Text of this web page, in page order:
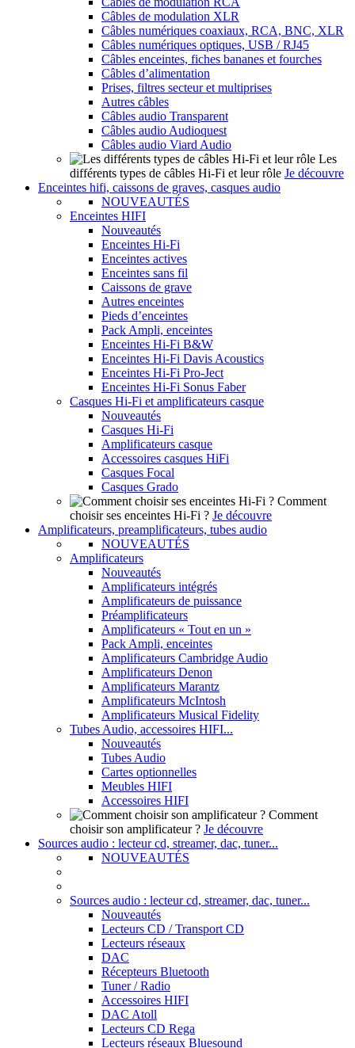
Câbles de modulation XLR
Câbles numériques coaxiaux, RCA, BNC, XLR
Câbles numériques optiques, USB / RJ45
Câbles enceintes, fiches bananes et fourches
Câbles d’alimentation
Prises, filtres secteur et multiprises
Autres câbles
Câbles audio Transparent
Câbles audio Audioquest
Câbles audio Viard Audio
Les
différents types de câbles Hi-Fi et leur rôle Je découvre
Enceintes hifi, caissons de graves, casques audio
NOUVEAUTÉS
Enceintes HIFI
Nouveautés
Enceintes Hi-Fi
Enceintes actives
Enceintes sans fil
Caissons de grave
Autres enceintes
Pieds d’enceintes
Pack Ampli, enceintes
Enceintes Hi-Fi B&W
Enceintes Hi-Fi Davis Acoustics
Enceintes Hi-Fi Pro-Ject
Enceintes Hi-Fi Sonus Faber
Casques Hi-Fi et amplificateurs casque
Nouveautés
Casques Hi-Fi
Amplificateurs casque
Accessoires casques HiFi
Casques Focal
Casques Grado
Comment
choisir ses enceintes Hi-Fi ? Je découvre
Amplificateurs, preamplificateurs, tubes audio
NOUVEAUTÉS
Amplificateurs
Nouveautés
Amplificateurs intégrés
Amplificateurs de puissance
Préamplificateurs
Amplificateurs « Tout en un »
Pack Ampli, enceintes
Amplificateurs Cambridge Audio
Amplificateurs Denon
Amplificateurs Marantz
Amplificateurs McIntosh
Amplificateurs Musical Fidelity
Tubes Audio, accessoires HIFI...
Nouveautés
Tubes Audio
Cartes optionnelles
Meubles HIFI
Accessoires HIFI
Comment
choisir son amplificateur ? Je découvre
Sources audio : lecteur cd, streamer, dac, tuner...
NOUVEAUTÉS
Sources audio : lecteur cd, streamer, dac, tuner...
Nouveautés
Lecteurs CD / Transport CD
Lecteurs réseaux
DAC
Récepteurs Bluetooth
Tuner / Radio
Accessoires HIFI
DAC Atoll
Lecteurs CD Rega
Lecteurs réseaux Bluesound